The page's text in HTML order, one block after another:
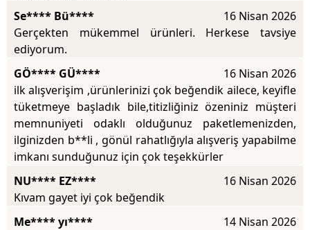
Se**** Bü****
16 Nisan 2026
Gerçekten mükemmel ürünleri. Herkese tavsiye
ediyorum.
GÖ**** GÜ****
16 Nisan 2026
ilk alışverişim ,ürünlerinizi çok beğendik ailece, keyifle
tüketmeye başladık bile,titizliğiniz özeniniz müşteri
memnuniyeti odaklı olduğunuz paketlemenizden,
ilginizden b**li , gönül rahatlığıyla alışveriş yapabilme
imkanı sunduğunuz için çok teşekkürler
NU**** EZ****
16 Nisan 2026
Kıvam gayet iyi çok beğendik
Me**** yı****
14 Nisan 2026